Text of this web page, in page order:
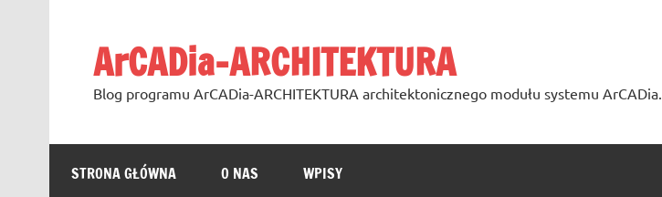
ArCADia-ARCHITEKTURA
Blog programu ArCADia-ARCHITEKTURA architektonicznego modułu systemu ArCADia.
STRONA GŁÓWNA O NAS WPISY